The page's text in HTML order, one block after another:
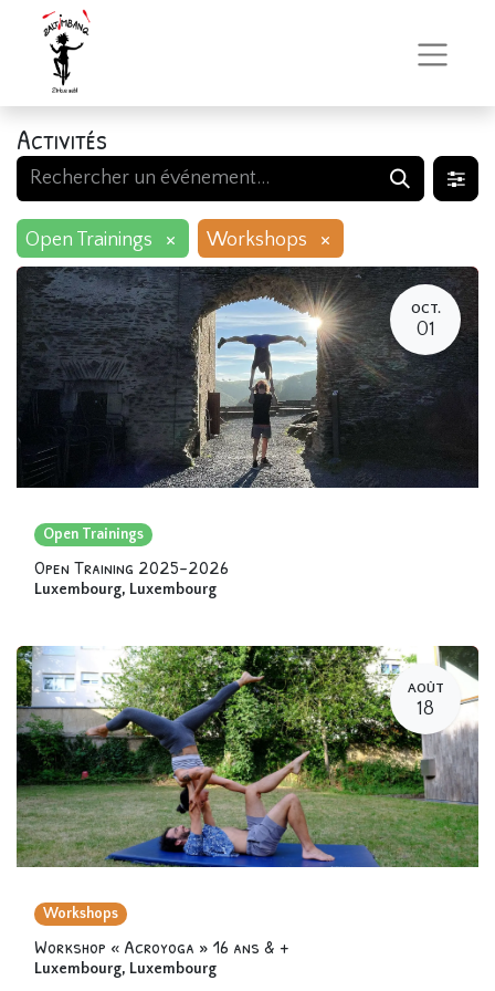
Activités
Open Trainings × Workshops ×
OCT.
01
Open Trainings
Open Training 2025-2026
Luxembourg, Luxembourg
AOÛT
18
Workshops
Workshop « Acroyoga » 16 ans & +
Luxembourg, Luxembourg